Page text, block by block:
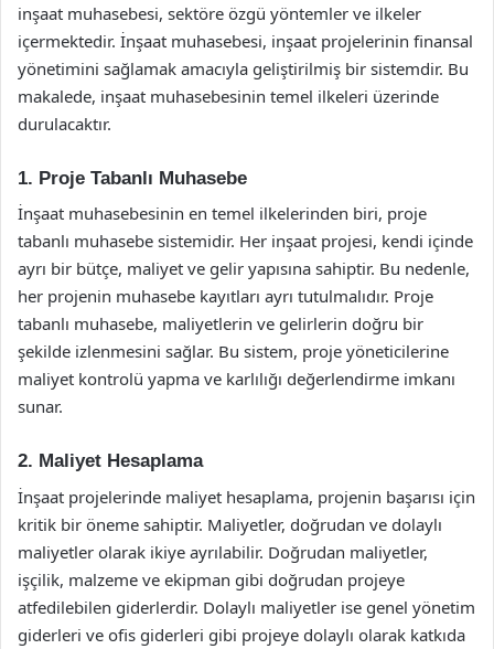
inşaat muhasebesi, sektöre özgü yöntemler ve ilkeler
içermektedir. İnşaat muhasebesi, inşaat projelerinin finansal
yönetimini sağlamak amacıyla geliştirilmiş bir sistemdir. Bu
makalede, inşaat muhasebesinin temel ilkeleri üzerinde
durulacaktır.
1. Proje Tabanlı Muhasebe
İnşaat muhasebesinin en temel ilkelerinden biri, proje
tabanlı muhasebe sistemidir. Her inşaat projesi, kendi içinde
ayrı bir bütçe, maliyet ve gelir yapısına sahiptir. Bu nedenle,
her projenin muhasebe kayıtları ayrı tutulmalıdır. Proje
tabanlı muhasebe, maliyetlerin ve gelirlerin doğru bir
şekilde izlenmesini sağlar. Bu sistem, proje yöneticilerine
maliyet kontrolü yapma ve karlılığı değerlendirme imkanı
sunar.
2. Maliyet Hesaplama
İnşaat projelerinde maliyet hesaplama, projenin başarısı için
kritik bir öneme sahiptir. Maliyetler, doğrudan ve dolaylı
maliyetler olarak ikiye ayrılabilir. Doğrudan maliyetler,
işçilik, malzeme ve ekipman gibi doğrudan projeye
atfedilebilen giderlerdir. Dolaylı maliyetler ise genel yönetim
giderleri ve ofis giderleri gibi projeye dolaylı olarak katkıda